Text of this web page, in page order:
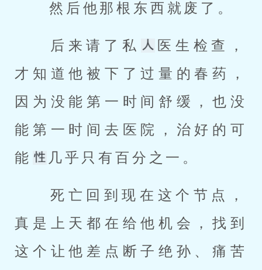
然后他那根东西就废了。
后来请了私
医生检查，
才知道他被下了过量的春药，
因为没能第一时间舒缓，也没
能第一时间去医院，治好的可
能
几乎只有百分之一。
真是上天都在给他机会，找到
这个让他差点断子绝孙、痛苦